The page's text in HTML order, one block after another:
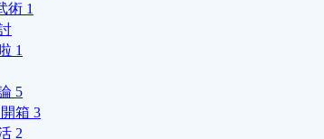
術 1
1
5
箱 3
2